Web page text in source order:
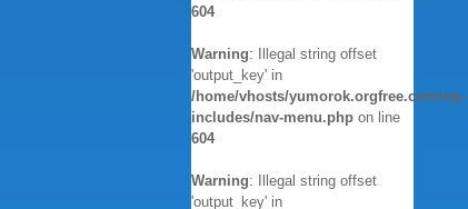
604
Warning: Illegal string offset
'output_key' in
/home/vhosts/yumorok.orgfree.com/wp-
includes/nav-menu.php on line
604
Warning: Illegal string offset
'output_key' in